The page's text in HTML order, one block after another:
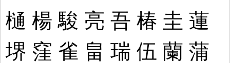
樋 楊 駿 亮 吾 椿 圭 蓮
堺 窪 雀 畠 瑞 伍 蘭 蒲